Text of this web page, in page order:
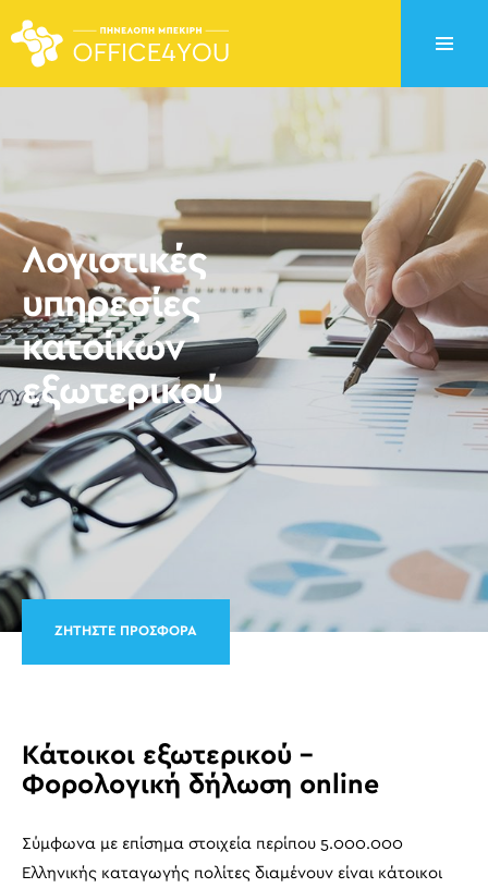
Λογιστικές
υπηρεσίες
κατοίκων
εξωτερικού
ΖΗΤΗΣΤΕ ΠΡΟΣΦΟΡΑ
Κάτοικοι εξωτερικού –
Φορολογική δήλωση online
Σύμφωνα με επίσημα στοιχεία περίπου 5.000.000
Ελληνικής καταγωγής πολίτες διαμένουν είναι κάτοικοι